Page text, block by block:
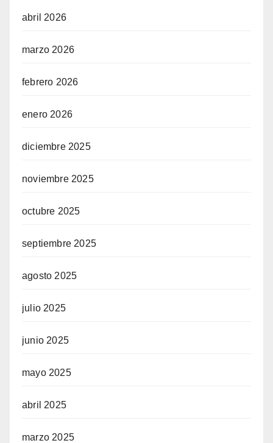
abril 2026
marzo 2026
febrero 2026
enero 2026
diciembre 2025
noviembre 2025
octubre 2025
septiembre 2025
agosto 2025
julio 2025
junio 2025
mayo 2025
abril 2025
marzo 2025